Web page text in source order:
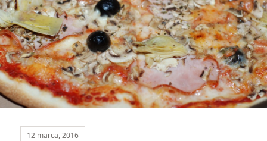
12 marca, 2016